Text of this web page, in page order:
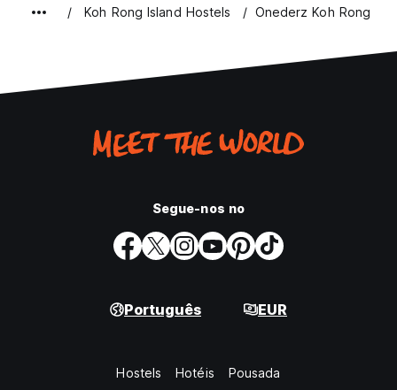
Koh Rong Island Hostels Onederz Koh Rong
Segue-nos no
Português EUR
Hostels Hotéis Pousada